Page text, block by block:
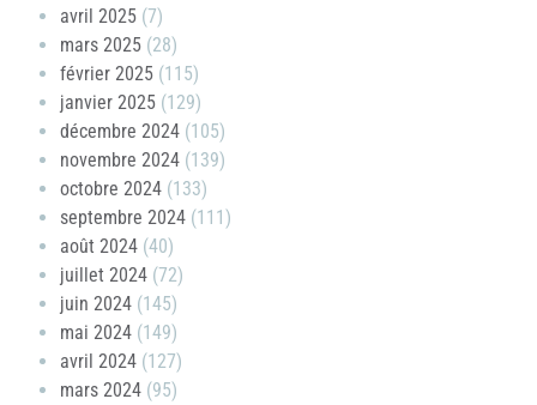
avril 2025 (7)
mars 2025 (28)
février 2025 (115)
janvier 2025 (129)
décembre 2024 (105)
novembre 2024 (139)
octobre 2024 (133)
septembre 2024 (111)
août 2024 (40)
juillet 2024 (72)
juin 2024 (145)
mai 2024 (149)
avril 2024 (127)
mars 2024 (95)